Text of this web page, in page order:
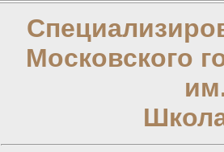
Московского